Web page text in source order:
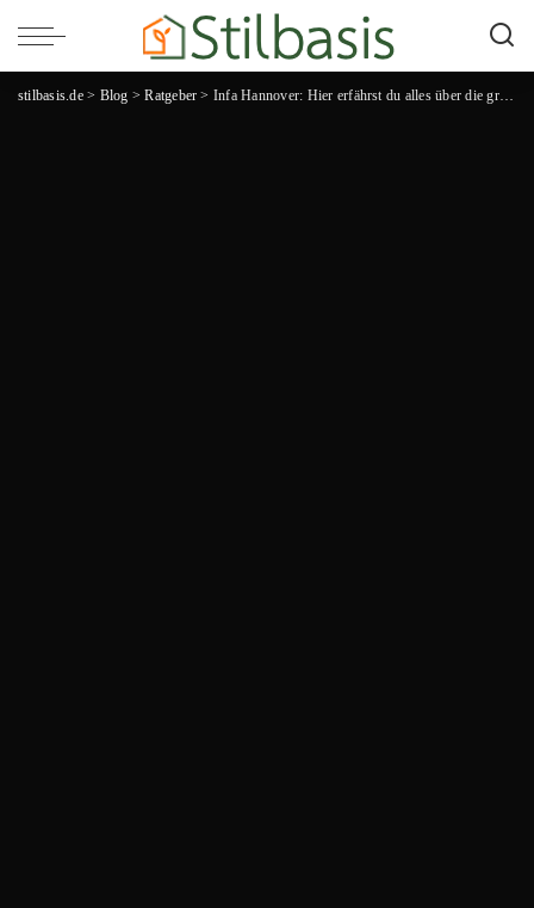
stilbasis.de> Blog >Ratgeber > Infa Hannover: Hier erfährst du alles über die größte Erlebnismesse Deutschlands!